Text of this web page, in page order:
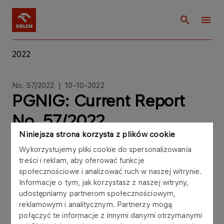
Niniejsza strona korzysta z plików cookie
Wykorzystujemy pliki cookie do spersonalizowania
treści i reklam, aby oferować funkcje
społecznościowe i analizować ruch w naszej witrynie.
Informacje o tym, jak korzystasz z naszej witryny,
udostępniamy partnerom społecznościowym,
reklamowym i analitycznym. Partnerzy mogą
połączyć te informacje z innymi danymi otrzymanymi
2022
No. 57/2022 | 10-10-2022
PGNIG: Current Report
No. 57/2022
Polskie Górnictwo Naftowe i Gazownictwo SA
("PGNiG") hereby discloses the list of
shareholders who had a right to exercise at least
5% of total votes at the Extraordidary General